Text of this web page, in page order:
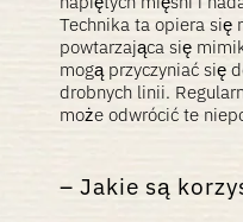
Technika ta opiera się
powtarzająca się
mogą przyczyniać się
drobnych linii.
może odwrócić te
Jakie są